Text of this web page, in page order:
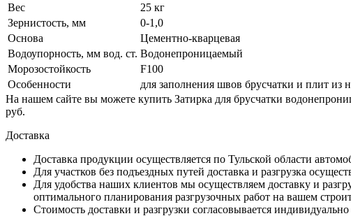
Вес
25 кг
Зернистость, мм
0-1,0
Основа
Цементно-кварцевая
Водоупорность, мм вод. ст. Водонепроницаемый
Морозостойкость
F100
Особенности
для заполнения швов брусчатки и плит из
На нашем сайте вы можете купить Затирка для брусчатки
руб.
Доставка
Доставка продукции осуществляется по Тульской области
Для участков без подъездных путей доставка и разгрузка
Для удобства наших клиентов мы осуществляем доставку и
оптимального планирования разгрузочных работ на вашем
Стоимость доставки и разгрузки согласовывается